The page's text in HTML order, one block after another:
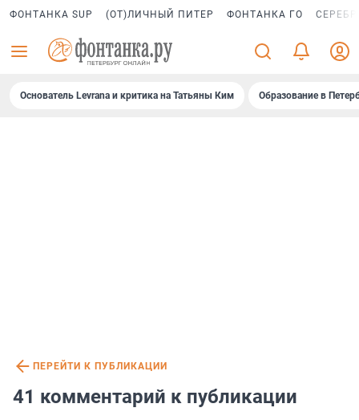
ФОНТАНКА SUP (ОТ)ЛИЧНЫЙ ПИТЕР ФОНТАНКА ГО
Основатель Levrana и критика на Татьяны Ким Образование в
ПЕРЕЙТИ К ПУБЛИКАЦИИ
41 комментарий к публикации